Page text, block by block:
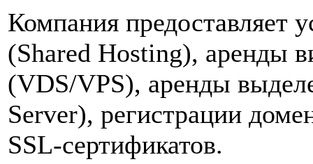
Компания предоставляет
(Shared Hosting), аренды
(VDS/VPS), аренды
Server), регистрации
SSL-сертификатов.